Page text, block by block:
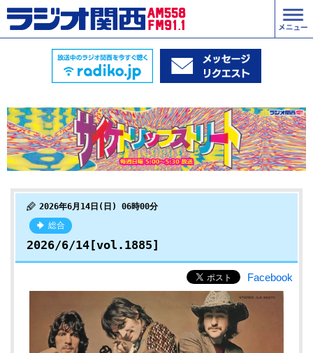
2026年6月14日(日) 06時00分
総合
2026/6/14[vol.1885]
Facebook